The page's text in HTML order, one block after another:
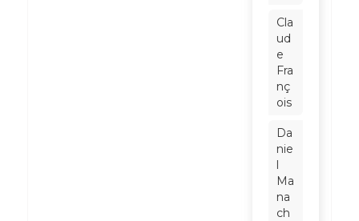
Cla
ud
e
Fra
nç
ois
Da
nie
l
Ma
na
ch